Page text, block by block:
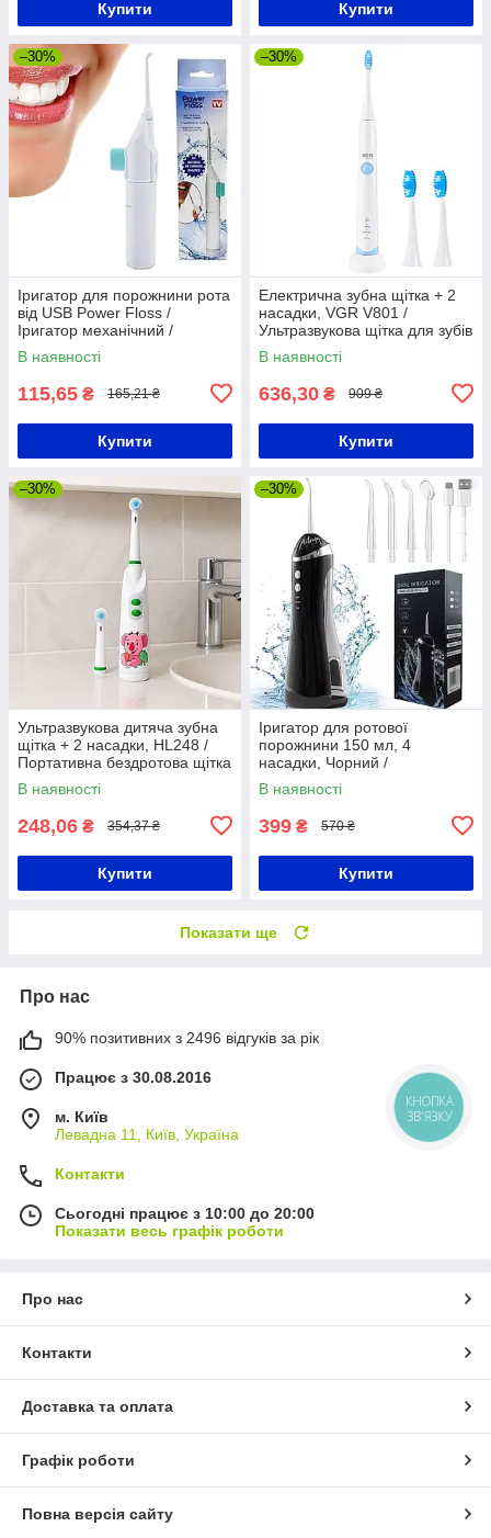
Купити Купити
–30%
Іригатор для порожнини рота
від USB Power Floss /
Іригатор механічний /
Портативний іригатор
В наявності
115,65 ₴ 165,21 ₴
Купити
–30%
Електрична зубна щітка + 2
насадки, VGR V801 /
Ультразвукова щітка для зубів
/ Акумуляторна зубна щітка
В наявності
636,30 ₴ 909 ₴
Купити
–30%
Ультразвукова дитяча зубна
щітка + 2 насадки, HL248 /
Портативна бездротова щітка
для чищення зубів
В наявності
248,06 ₴ 354,37 ₴
Купити
–30%
Іригатор для ротової
порожнини 150 мл, 4
насадки, Чорний /
Портативний іригатор /
Бездротовий іригатор для
В наявності
399 ₴ 570 ₴
Купити
Показати ще
Про нас
90% позитивних з 2496 відгуків за рік
Працює з 30.08.2016
м. Київ
Левадна 11, Київ, Україна
Контакти
Сьогодні працює з 10:00 до 20:00
Показати весь графік роботи
Про нас
Контакти
Доставка та оплата
Графік роботи
Повна версія сайту
КНОПКА
ЗВ'ЯЗКУ